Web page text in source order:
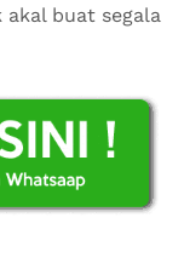
akal buat segala